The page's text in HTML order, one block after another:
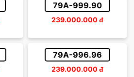
79A-999.90
239.000.000 đ
79A-996.96
239.000.000 đ